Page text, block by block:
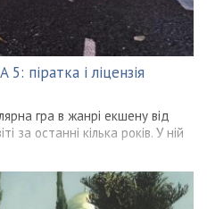
піратка і ліцензія
гра в жанрі екшену від
за останні кілька років. У ній